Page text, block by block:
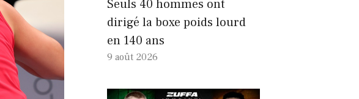
Seuls 40 hommes ont
dirigé la boxe poids lourd
en 140 ans
9 août 2026